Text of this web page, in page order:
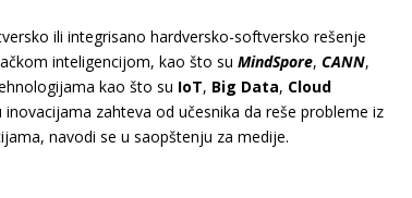
ili integrisano hardversko-softversko rešenje
inteligencijom, kao što su MindSpore, CANN,
kao što su IoT, Big Data, Cloud
inovacijama zahteva od učesnika da reše probleme iz
navodi se u saopštenju za medije.